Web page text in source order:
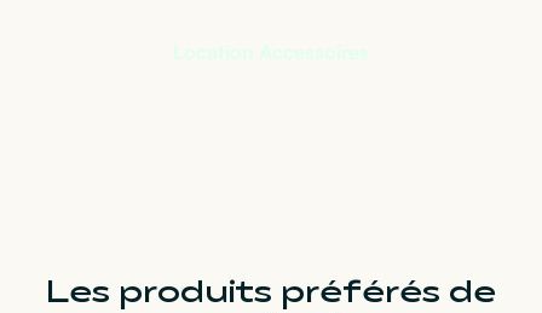
Location Accessoires
Les produits préférés de